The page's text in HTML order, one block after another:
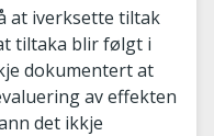
at iverksette tiltak
tiltaka blir følgt i
dokumentert at
av effekten
det ikkje